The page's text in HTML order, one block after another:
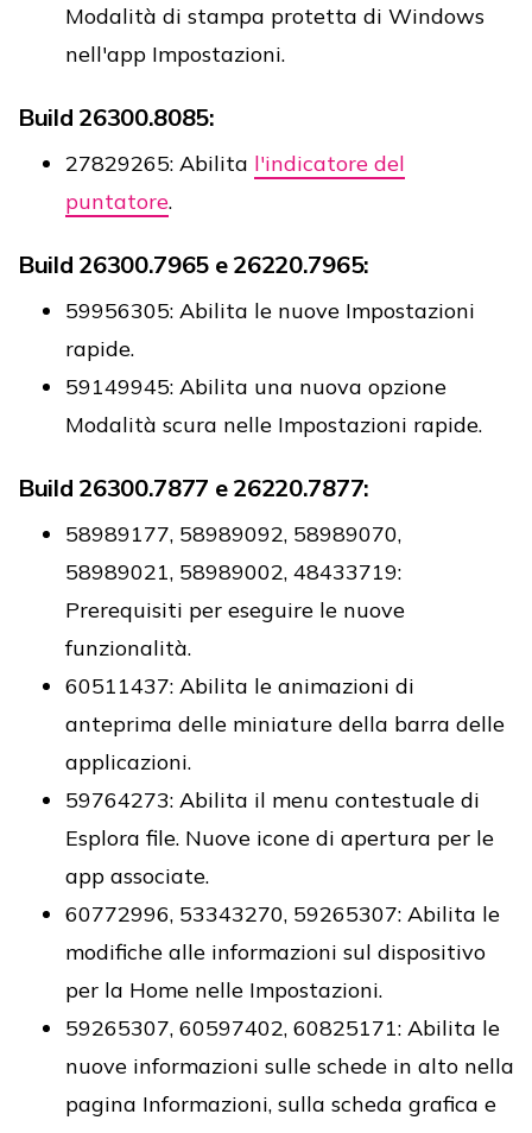
Modalità di stampa protetta di Windows
nell'app Impostazioni.
Build 26300.8085:
27829265: Abilita l'indicatore del
puntatore.
Build 26300.7965 e 26220.7965:
59956305: Abilita le nuove Impostazioni
rapide.
59149945: Abilita una nuova opzione
Modalità scura nelle Impostazioni rapide.
Build 26300.7877 e 26220.7877:
58989177, 58989092, 58989070,
58989021, 58989002, 48433719:
Prerequisiti per eseguire le nuove
funzionalità.
60511437: Abilita le animazioni di
anteprima delle miniature della barra delle
applicazioni.
59764273: Abilita il menu contestuale di
Esplora file. Nuove icone di apertura per le
app associate.
60772996, 53343270, 59265307: Abilita le
modifiche alle informazioni sul dispositivo
per la Home nelle Impostazioni.
59265307, 60597402, 60825171: Abilita le
nuove informazioni sulle schede in alto nella
pagina Informazioni, sulla scheda grafica e